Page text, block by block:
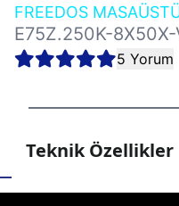
FREEDOS
E75Z.250K-8X50X-
5 Yorum
Teknik Özellikler